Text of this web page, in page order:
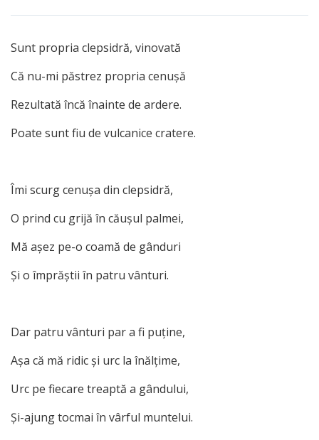
Sunt propria clepsidră, vinovată
Că nu-mi păstrez propria cenuşă
Rezultată încă înainte de ardere.
Poate sunt fiu de vulcanice cratere.
Îmi scurg cenuşa din clepsidră,
O prind cu grijă în căuşul palmei,
Mă aşez pe-o coamă de gânduri
Şi o împrăştii în patru vânturi.
Dar patru vânturi par a fi puţine,
Aşa că mă ridic şi urc la înălţime,
Urc pe fiecare treaptă a gândului,
Şi-ajung tocmai în vârful muntelui.